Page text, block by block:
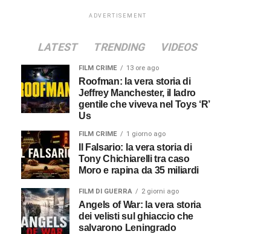
ADVERTISEMENT
LATEST TRENDING VIDEOS
FILM CRIME 13 ore ago
Roofman: la vera storia di
Jeffrey Manchester, il ladro
gentile che viveva nel Toys ‘R’
Us
FILM CRIME 1 giorno ago
Tony Chichiarelli tra caso
Moro e rapina da 35 miliardi
FILM DI GUERRA 2 giorni ago
Angels of War: la vera storia
dei velisti sul ghiaccio che
salvarono Leningrado